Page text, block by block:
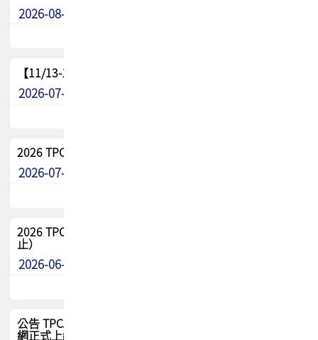
2026-08-04
【11/13-15】2026 TPCA 百岳登頂_南橫三星
2026-07-22
2026 TPCA中南區會員問卷暨7/31交流餐敘報名
2026-07-08
2026 TPCA健康盃保齡球聯誼賽 熱烈報名中（8/3報名截
止）
2026-06-29
公告 TPCA 台灣電路板協會官網將迎來新面貌，7/1 新官
網正式上線！